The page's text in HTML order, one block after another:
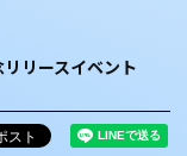
リリースイベント